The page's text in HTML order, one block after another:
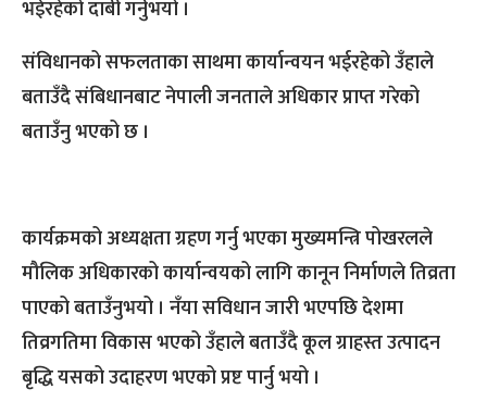
भईरहेको दाबी गर्नुभयो ।
संविधानको सफलताका साथमा कार्यान्वयन भईरहेको उँहाले
बताउँदै संबिधानबाट नेपाली जनताले अधिकार प्राप्त गरेको
बताउँनु भएको छ ।
कार्यक्रमको अध्यक्षता ग्रहण गर्नु भएका मुख्यमन्त्रि पोखरलले
मौलिक अधिकारको कार्यान्वयको लागि कानून निर्माणले तिव्रता
पाएको बताउँनुभयो । नँया सविधान जारी भएपछि देशमा
तिव्रगतिमा विकास भएको उँहाले बताउँदै कूल ग्राहस्त उत्पादन
बृद्धि यसको उदाहरण भएको प्रष्ट पार्नु भयो ।